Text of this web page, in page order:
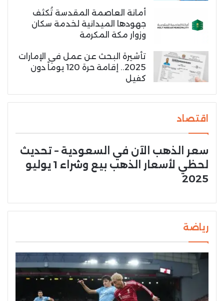
أمانة العاصمة المقدسة تُكثف
جهودها الميدانية لخدمة سكان
وزوار مكة المكرمة
تأشيرة البحث عن عمل في الإمارات
2025.. إقامة حرة 120 يوماً دون
كفيل
اقتصاد
سعر الذهب الآن في السعودية – تحديث
لحظي لأسعار الذهب بيع وشراء 1 يوليو
2025
رياضة